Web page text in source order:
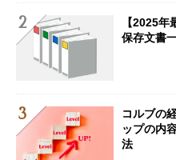
【2025
保存文書
コルブの
ップの内
法